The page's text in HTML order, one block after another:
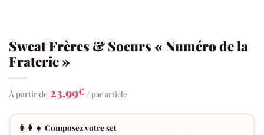
Sweat Frères & Soeurs « Numéro de la
Fraterie »
À partir de 23,99€ / par article
👨‍👩‍👧 Composez votre set